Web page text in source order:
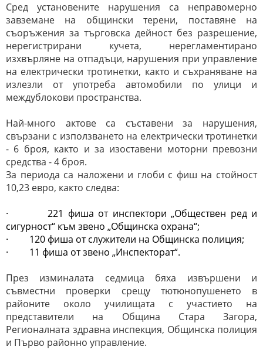
Сред установените нарушения са неправомерно
завземане на общински терени, поставяне на
съоръжения за търговска дейност без разрешение,
нерегистрирани кучета, нерегламентирано
изхвърляне на отпадъци, нарушения при управление
на електрически тротинетки, както и съхраняване на
излезли от употреба автомобили по улици и
междублокови пространства.
Най-много актове са съставени за нарушения,
свързани с използването на електрически тротинетки
- 6 броя, както и за изоставени моторни превозни
средства - 4 броя.
За периода са наложени и глоби с фиш на стойност
10,23 евро, както следва:
·
221 фиша от инспектори „Обществен ред и
сигурност“ към звено „Общинска охрана“;
·
120 фиша от служители на Общинска полиция;
·
11 фиша от звено „Инспекторат“.
През изминалата седмица бяха извършени и
съвместни проверки срещу тютюнопушенето в
районите около училищата с участието на
представители на Община Стара Загора,
Регионалната здравна инспекция, Общинска полиция
и Първо районно управление.